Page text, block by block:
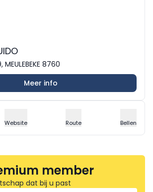
MEULEBEKE 8760
Meer info
Website Route Bellen
member
dat bij u past